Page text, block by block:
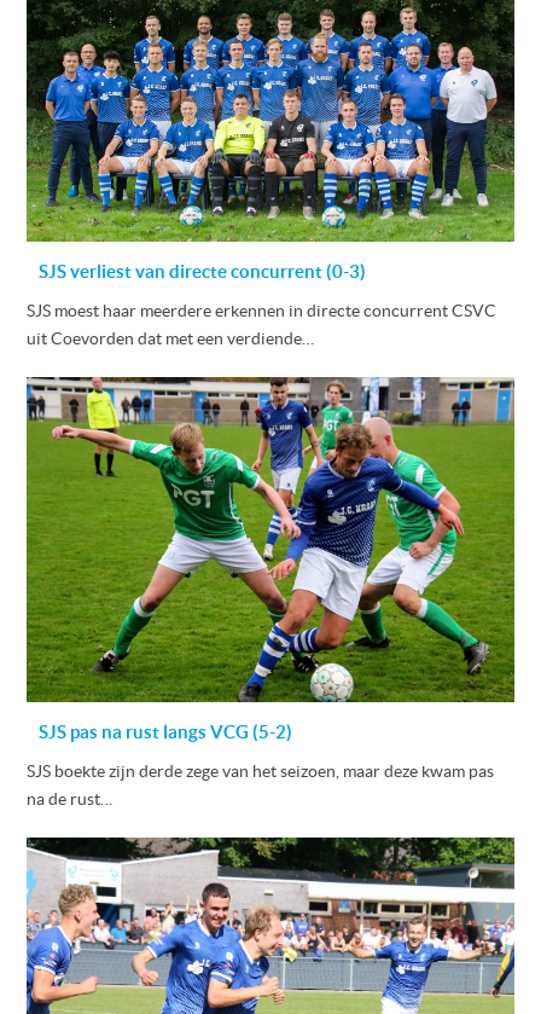
SJS verliest van directe concurrent (0-3)
SJS moest haar meerdere erkennen in directe concurrent CSVC
uit Coevorden dat met een verdiende…
SJS pas na rust langs VCG (5-2)
SJS boekte zijn derde zege van het seizoen, maar deze kwam pas
na de rust…